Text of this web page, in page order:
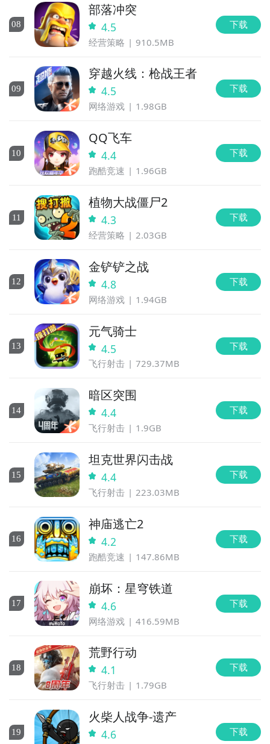
08
部落冲突
4.5
经营策略 910.5MB
下载
09
穿越火线：枪战王者
4.5
网络游戏 1.98GB
下载
10
QQ飞车
4.4
跑酷竞速 1.96GB
下载
11
植物大战僵尸2
4.3
经营策略 2.03GB
下载
12
金铲铲之战
4.8
网络游戏 1.94GB
下载
13
元气骑士
4.5
飞行射击 729.37MB
下载
14
暗区突围
4.4
飞行射击 1.9GB
下载
15
坦克世界闪击战
4.4
飞行射击 223.03MB
下载
16
神庙逃亡2
4.2
跑酷竞速 147.86MB
下载
17
崩坏：星穹铁道
4.6
网络游戏 416.59MB
下载
18
荒野行动
4.1
飞行射击 1.79GB
下载
19
火柴人战争-遗产
4.6 下载